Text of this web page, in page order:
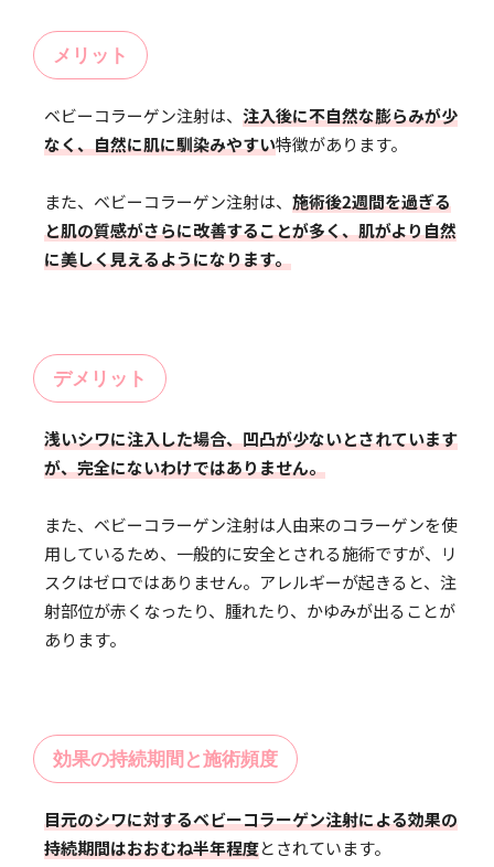
メリット
ベビーコラーゲン注射は、 注入後に不自然な膨らみが少
なく、自然に肌に馴染みやすい特徴があります。
また、ベビーコラーゲン注射は、 施術後2週間を過ぎる
と肌の質感がさらに改善することが多く、肌がより自然
に美しく見えるようになります。
デメリット
浅いシワに注入した場合、凹凸が少ないとされています
が、完全にないわけではありません。
また、ベビーコラーゲン注射は人由来のコラーゲンを使
用しているため、一般的に安全とされる施術ですが、リ
スクはゼロではありません。アレルギーが起きると、注
射部位が赤くなったり、腫れたり、かゆみが出ることが
あります。
効果の持続期間と施術頻度
目元のシワに対するベビーコラーゲン注射による効果の
持続期間はおおむね半年程度とされています。